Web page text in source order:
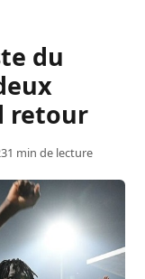
du
retour
1 min de lecture